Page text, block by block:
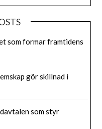
som formar framtidens
gör skillnad i
som styr